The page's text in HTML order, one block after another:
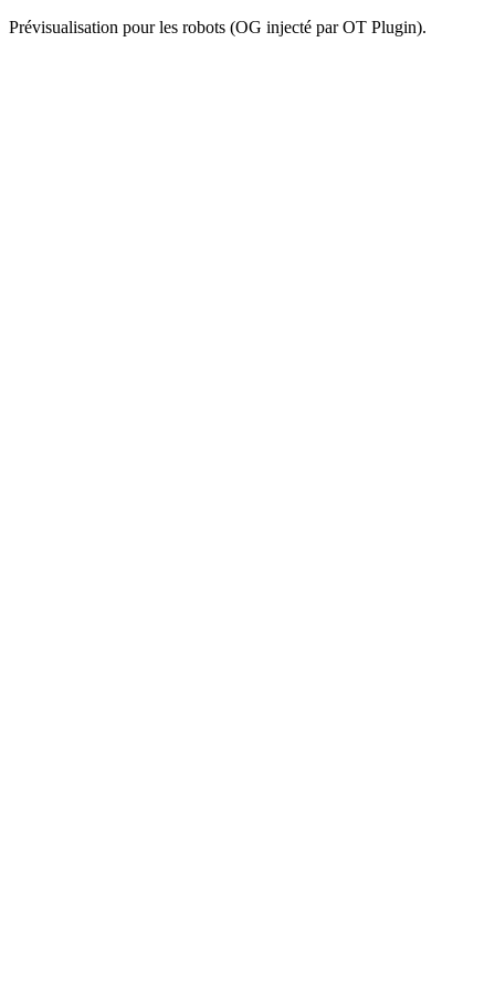
Prévisualisation pour les robots (OG injecté par OT Plugin).